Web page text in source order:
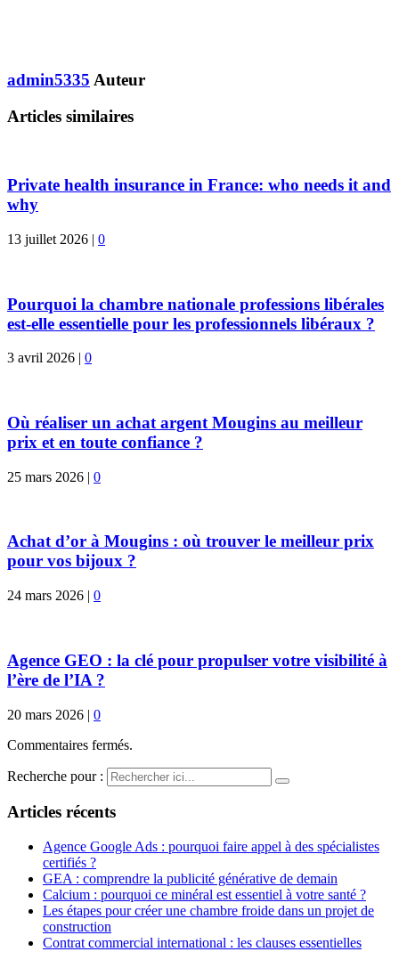
admin5335 Auteur
Articles similaires
Private health insurance in France: who needs it and
why
13 juillet 2026 | 0
Pourquoi la chambre nationale professions libérales
est-elle essentielle pour les professionnels libéraux ?
3 avril 2026 | 0
Où réaliser un achat argent Mougins au meilleur
prix et en toute confiance ?
25 mars 2026 | 0
Achat d’or à Mougins : où trouver le meilleur prix
pour vos bijoux ?
24 mars 2026 | 0
Agence GEO : la clé pour propulser votre visibilité à
l’ère de l’IA ?
20 mars 2026 | 0
Commentaires fermés.
Recherche pour :
Articles récents
Agence Google Ads : pourquoi faire appel à des spécialistes
certifiés ?
GEA : comprendre la publicité générative de demain
Calcium : pourquoi ce minéral est essentiel à votre santé ?
Les étapes pour créer une chambre froide dans un projet de
construction
Contrat commercial international : les clauses essentielles